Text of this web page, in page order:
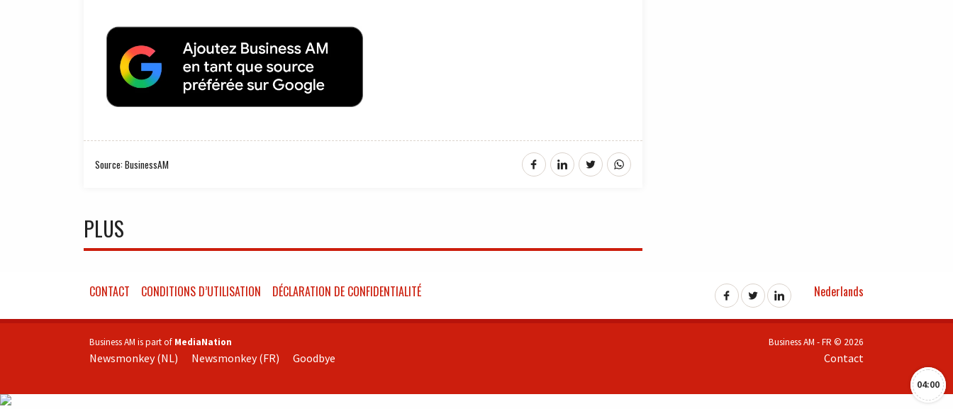
Source: BusinessAM
PLUS
04:00
CONTACT CONDITIONS D’UTILISATION DÉCLARATION DE CONFIDENTIALITÉ Nederlands
Business AM is part of MediaNation
Newsmonkey (NL) Newsmonkey (FR) Goodbye
Business AM - FR © 2026
Contact